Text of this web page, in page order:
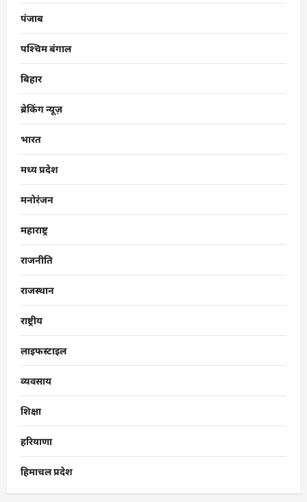
पंजाब
पश्चिम बंगाल
बिहार
ब्रेकिंग न्यूज़
भारत
मध्य प्रदेश
मनोरंजन
महाराष्ट्र
राजनीति
राजस्थान
राष्ट्रीय
लाइफस्टाइल
व्यवसाय
शिक्षा
हरियाणा
हिमाचल प्रदेश